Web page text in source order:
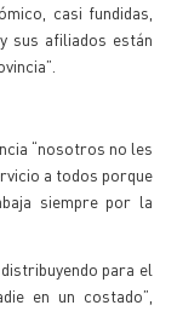
casi fundidas,
sus afiliados están
“nosotros no les
a todos porque
siempre por la
para el
en un costado”,